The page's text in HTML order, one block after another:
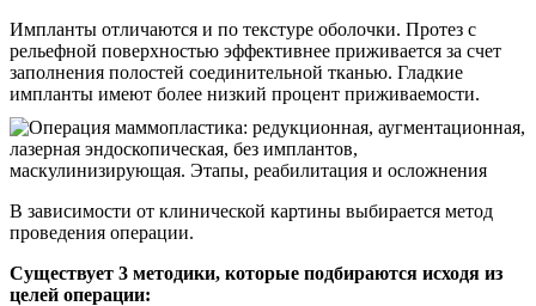
Импланты отличаются и по текстуре оболочки. Протез с
рельефной поверхностью эффективнее приживается за счет
заполнения полостей соединительной тканью. Гладкие
импланты имеют более низкий процент приживаемости.
В зависимости от клинической картины выбирается метод
проведения операции.
Существует 3 методики, которые подбираются исходя из
целей операции: